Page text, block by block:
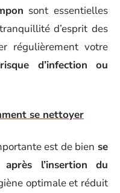
sont essentielles
d’esprit des
régulièrement votre
risque d’infection ou
se nettoyer
est de bien se
l’insertion du
optimale et réduit